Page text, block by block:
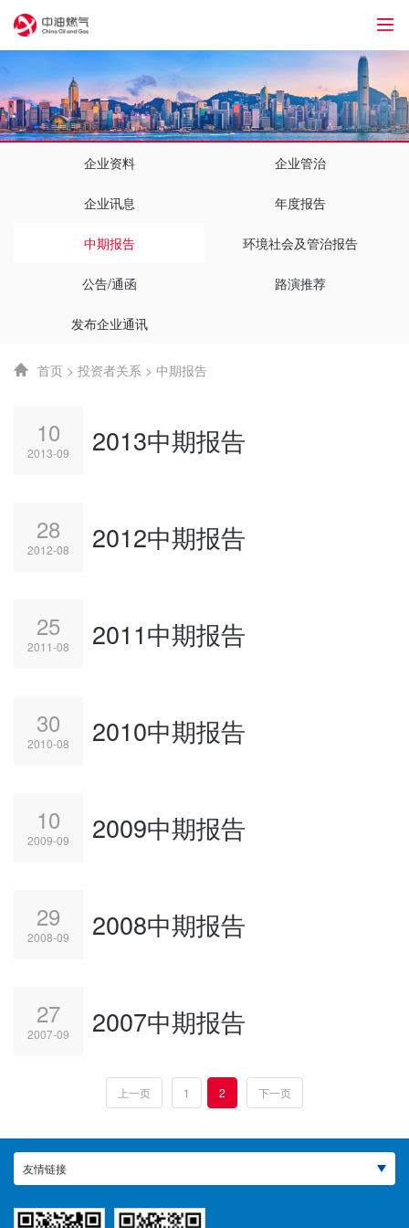
企业资料 企业管治
企业讯息 年度报告
中期报告 环境社会及管治报告
公告/通函 路演推荐
发布企业通讯
首页 > 投资者关系 > 中期报告
10
2013-09 2013中期报告
28
2012-08 2012中期报告
25
2011-08 2011中期报告
30
2010-08 2010中期报告
10
2009-09 2009中期报告
29
2008-09 2008中期报告
27
2007-09 2007中期报告
上一页 1 2 下一页
友情链接